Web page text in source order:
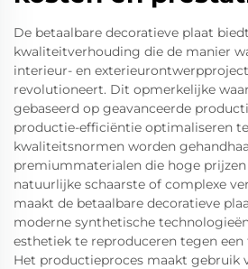
De betaalbare decoratieve plaat
kwaliteitverhouding die de manier
interieur- en
revolutioneert. Dit opmerkelijke
gebaseerd op geavanceerde
productie-efficiëntie optimaliseren
kwaliteitsnormen worden
premiummaterialen die hoge
natuurlijke schaarste of complexe
maakt de betaalbare decoratieve
moderne synthetische
esthetiek te reproduceren tegen een
Het productieproces maakt gebruik